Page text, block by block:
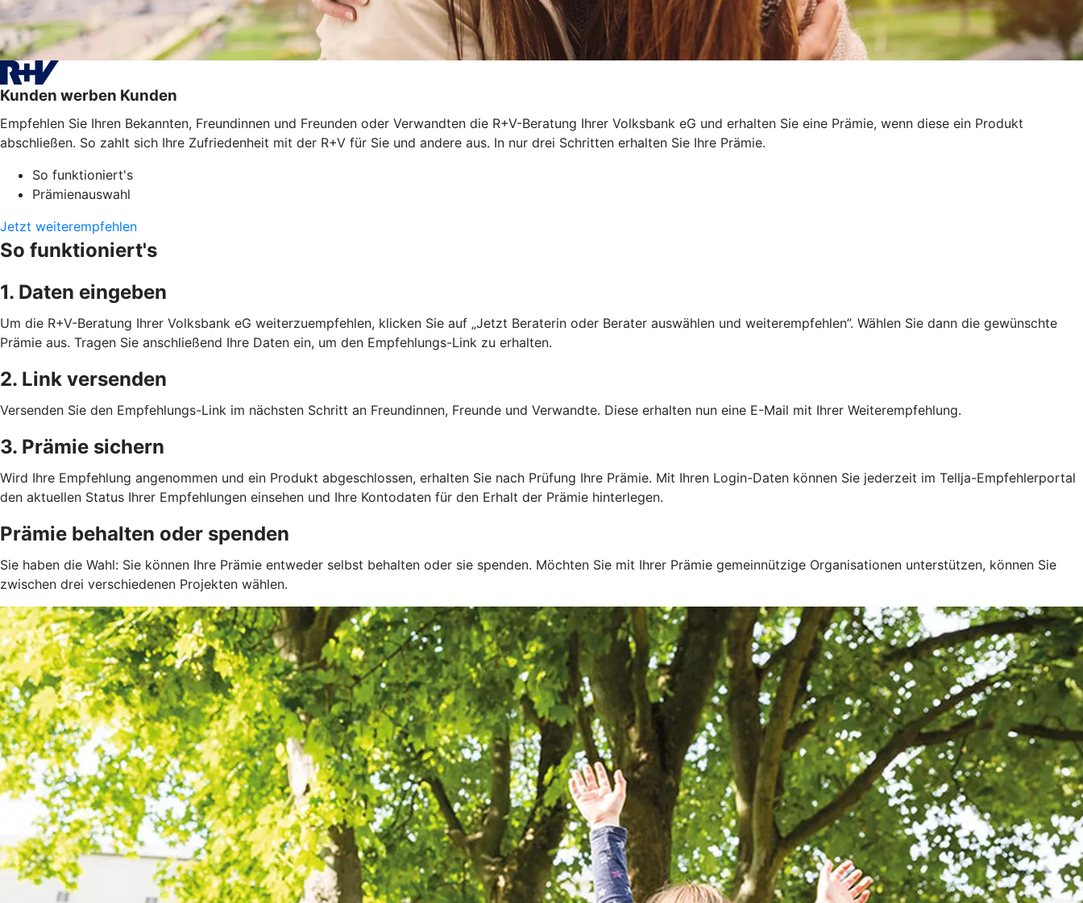
Kunden werben Kunden
Empfehlen Sie Ihren Bekannten, Freundinnen und Freunden oder Verwandten die R+V-Beratung Ihrer Volksbank eG und erhalten Sie eine Prämie, wenn diese ein Produkt
abschließen. So zahlt sich Ihre Zufriedenheit mit der R+V für Sie und andere aus. In nur drei Schritten erhalten Sie Ihre Prämie.
So funktioniert's
Prämienauswahl
Jetzt weiterempfehlen
So funktioniert's
1. Daten eingeben
Um die R+V-Beratung Ihrer Volksbank eG weiterzuempfehlen, klicken Sie auf „Jetzt Beraterin oder Berater auswählen und weiterempfehlen”. Wählen Sie dann die gewünschte
Prämie aus. Tragen Sie anschließend Ihre Daten ein, um den Empfehlungs-Link zu erhalten.
2. Link versenden
Versenden Sie den Empfehlungs-Link im nächsten Schritt an Freundinnen, Freunde und Verwandte. Diese erhalten nun eine E-Mail mit Ihrer Weiterempfehlung.
3. Prämie sichern
Wird Ihre Empfehlung angenommen und ein Produkt abgeschlossen, erhalten Sie nach Prüfung Ihre Prämie. Mit Ihren Login-Daten können Sie jederzeit im Tellja-Empfehlerportal
den aktuellen Status Ihrer Empfehlungen einsehen und Ihre Kontodaten für den Erhalt der Prämie hinterlegen.
Prämie behalten oder spenden
Sie haben die Wahl: Sie können Ihre Prämie entweder selbst behalten oder sie spenden. Möchten Sie mit Ihrer Prämie gemeinnützige Organisationen unterstützen, können Sie
zwischen drei verschiedenen Projekten wählen.